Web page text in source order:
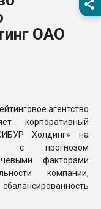
28.07.2026
ситуацией на
Всё, что касается
ОАО
агентство
корпоративный
Холдинг» на
с прогнозом
факторами
компании,